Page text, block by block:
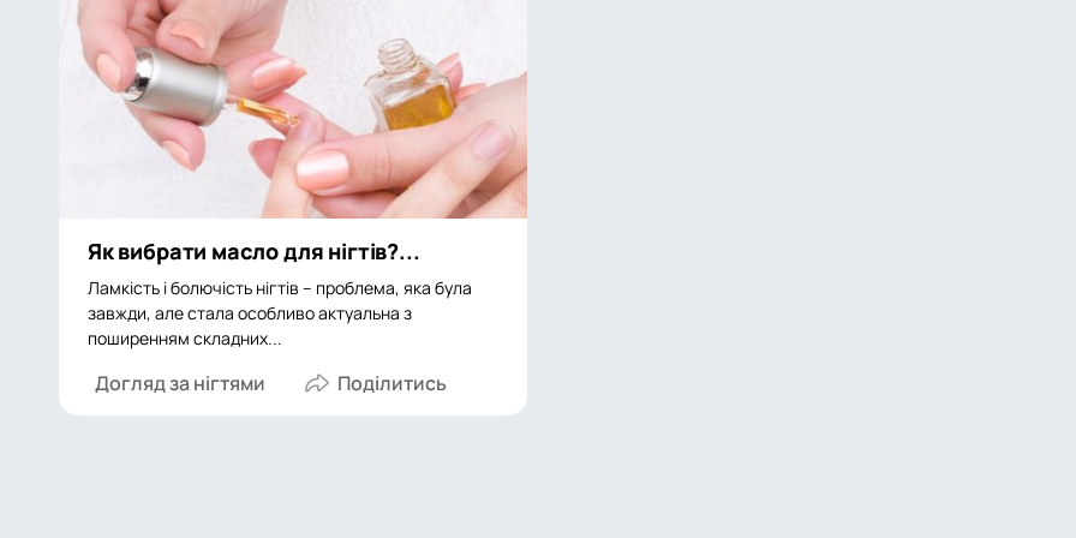
Як вибрати масло для нігтів?...
Ламкість і болючість нігтів – проблема, яка була
завжди, але стала особливо актуальна з
поширенням складних...
Догляд за нігтями